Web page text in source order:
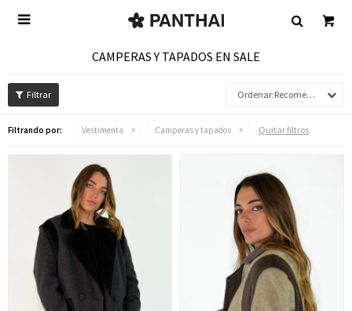

CAMPERAS Y TAPADOS EN SALE
Recomendados
Filtrando por: Vestimenta Camperas y tapados Quitar filtros